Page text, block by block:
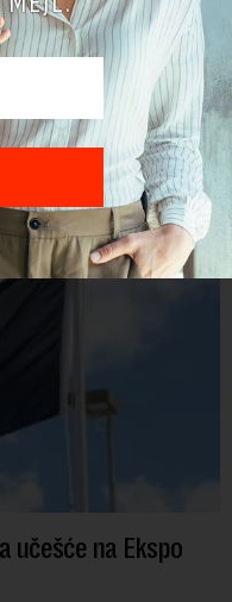
učešće na Ekspo